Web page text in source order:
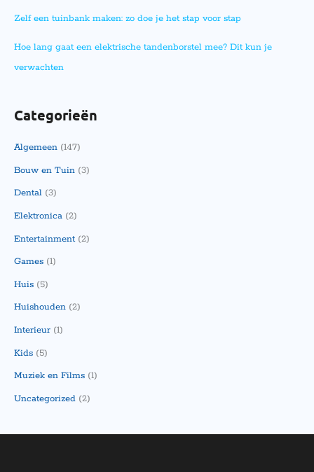
Zelf een tuinbank maken: zo doe je het stap voor stap
Hoe lang gaat een elektrische tandenborstel mee? Dit kun je
verwachten
Categorieën
Algemeen (147)
Bouw en Tuin (3)
Dental (3)
Elektronica (2)
Entertainment(2)
Games (1)
Huis (5)
Huishouden (2)
Interieur (1)
Kids (5)
Muziek en Films (1)
Uncategorized (2)